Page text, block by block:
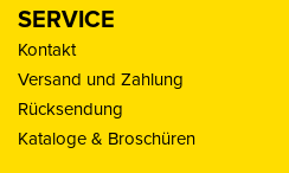
SERVICE
Kontakt
Versand und Zahlung
Rücksendung
Kataloge & Broschüren